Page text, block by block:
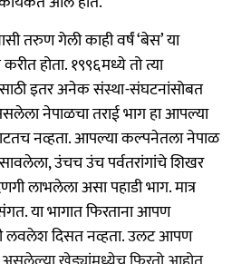
तरुण गेली काही वर्षं ‘बेस’ या
होता. १९९६मध्ये तो त्या
इतर अनेक संस्था-संघटनांसोबत
नेपाळचा तराई भाग हा आपल्या
नव्हता. आपल्या कल्पनेतला नेपाळ
उंचच उंच पर्वतरांगांचे शिखर
लाभलेला असा पहाडी भाग. मात्र
या भागात फिरताना आपण
लवलेश दिसत नव्हता. उलट आपण